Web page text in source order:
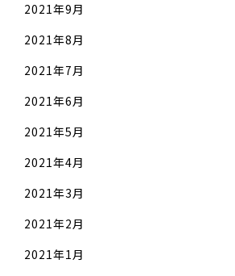
2021年9月
2021年8月
2021年7月
2021年6月
2021年5月
2021年4月
2021年3月
2021年2月
2021年1月